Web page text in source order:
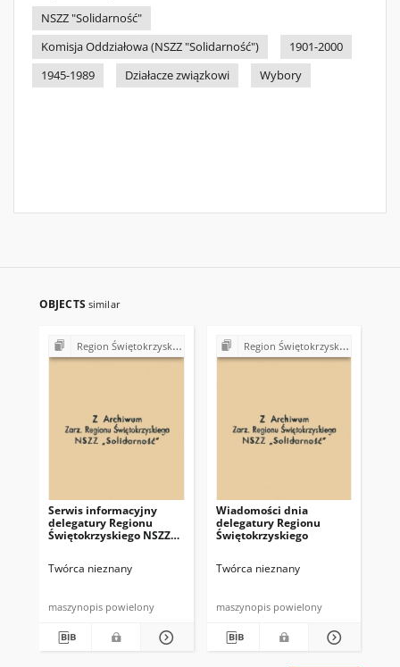
NSZZ "Solidarność"
Komisja Oddziałowa (NSZZ "Solidarność")
1901-2000
1945-1989
Działacze związkowi Wybory
OBJECTS similar
Region Świętokrzyski NSZZ "Solidarność". Delegatura Starachowice
Serwis informacyjny
delegatury Regionu
Świętokrzyskiego NSZZ
Twórca nieznany
maszynopis powielony
Region Świętokrzyski NSZZ "Solidarność". Delegatura Starachowice
Wiadomości dnia
delegatury Regionu
Świętokrzyskiego
Twórca nieznany
maszynopis powielony